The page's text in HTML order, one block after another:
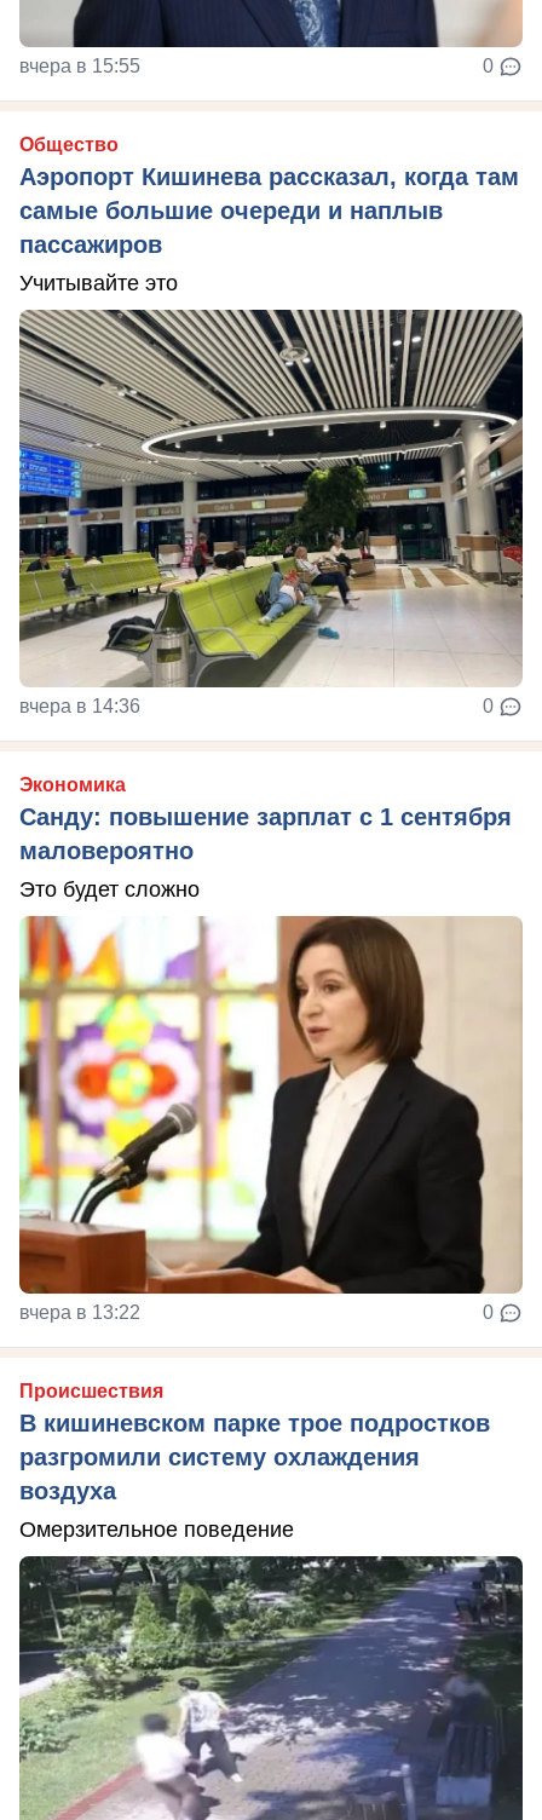
вчера в 15:55 0
Общество
Аэропорт Кишинева рассказал, когда там
самые большие очереди и наплыв
пассажиров
Учитывайте это
вчера в 14:36 0
Экономика
Санду: повышение зарплат с 1 сентября
маловероятно
Это будет сложно
вчера в 13:22 0
Происшествия
В кишиневском парке трое подростков
разгромили систему охлаждения
воздуха
Омерзительное поведение